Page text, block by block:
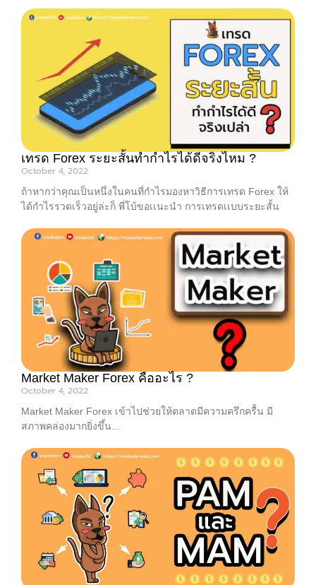
เทรด Forex ระยะสั้นทำกำไรได้ดีจริงไหม ?
October 4, 2022
ถ้าหากว่าคุณเป็นหนึ่งในคนที่กำไรมองหาวิธีการเทรด Forex ให้
ได้กำไรรวดเร็วอยู่ล่ะก็ พี่โบ้ขอเเนะนำ การเทรดเเบบระยะสั้น
Market Maker Forex คืออะไร ?
October 4, 2022
Market Maker Forex เข้าไปช่วยให้ตลาดมีความครึกครื้น มี
สภาพคล่องมากยิ่งขึ้น...